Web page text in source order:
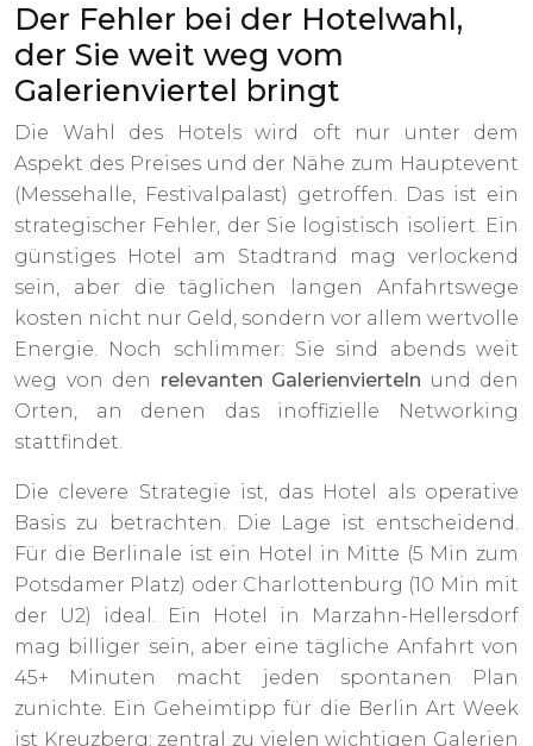
Der Fehler bei der Hotelwahl,
der Sie weit weg vom
Galerienviertel bringt
Die Wahl des Hotels wird oft nur unter dem
Aspekt des Preises und der Nähe zum Hauptevent
(Messehalle, Festivalpalast) getroffen. Das ist ein
strategischer Fehler, der Sie logistisch isoliert. Ein
günstiges Hotel am Stadtrand mag verlockend
sein, aber die täglichen langen Anfahrtswege
kosten nicht nur Geld, sondern vor allem wertvolle
Energie. Noch schlimmer: Sie sind abends weit
weg von den relevanten Galerienvierteln und den
Orten, an denen das inoffizielle Networking
stattfindet.
Die clevere Strategie ist, das Hotel als operative
Basis zu betrachten. Die Lage ist entscheidend.
Für die Berlinale ist ein Hotel in Mitte (5 Min zum
Potsdamer Platz) oder Charlottenburg (10 Min mit
der U2) ideal. Ein Hotel in Marzahn-Hellersdorf
mag billiger sein, aber eine tägliche Anfahrt von
45+ Minuten macht jeden spontanen Plan
zunichte. Ein Geheimtipp für die Berlin Art Week
ist Kreuzberg: zentral zu vielen wichtigen Galerien